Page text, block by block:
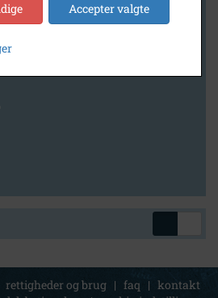
rettigheder og brug | faq | kontakt
Accepter valgte